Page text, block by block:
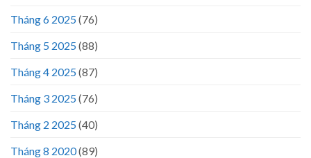
Tháng 6 2025(76)
Tháng 5 2025(88)
Tháng 4 2025(87)
Tháng 3 2025(76)
Tháng 2 2025(40)
Tháng 8 2020(89)